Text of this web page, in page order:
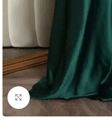
Clic para ampliar